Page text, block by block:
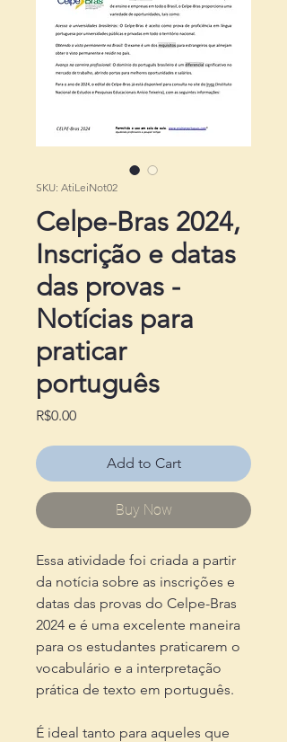
SKU: AtiLeiNot02
Celpe-Bras 2024,
Inscrição e datas
das provas -
Notícias para
praticar
português
R$0.00Price
Add to Cart
Buy Now
Essa atividade foi criada a partir
da notícia sobre as inscrições e
datas das provas do Celpe-Bras
2024 e é uma excelente maneira
para os estudantes praticarem o
vocabulário e a interpretação
prática de texto em português.
É ideal tanto para aqueles que